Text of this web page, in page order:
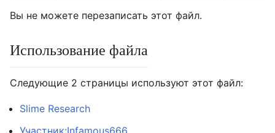
Вы не можете перезаписать этот файл.
Использование файла
Следующие 2 страницы используют этот файл:
Slime Research
Участник:Infamous666